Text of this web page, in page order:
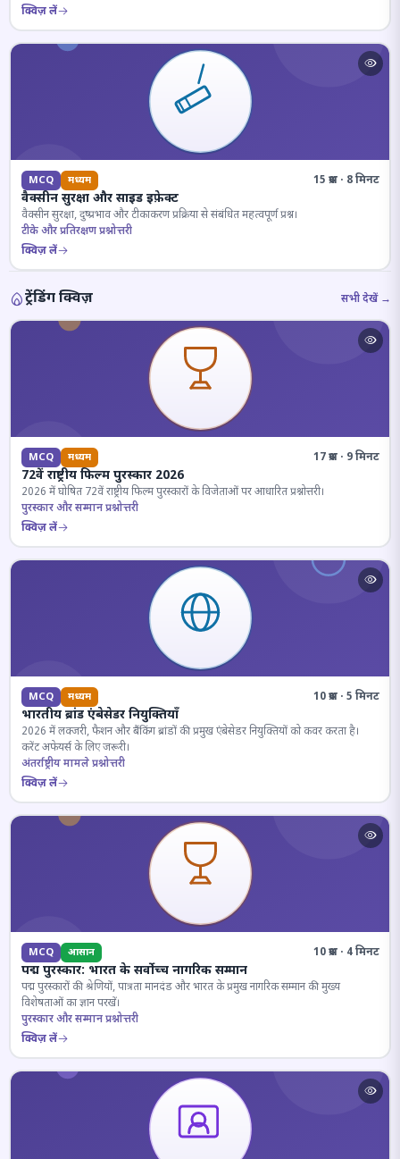
क्विज़ लें
MCQ मध्यम 15 प्रश्न · 8 मिनट
वैक्सीन सुरक्षा और साइड इफ़ेक्ट
वैक्सीन सुरक्षा, दुष्प्रभाव और टीकाकरण प्रक्रिया से संबंधित महत्वपूर्ण प्रश्न।
टीके और प्रतिरक्षण प्रश्नोत्तरी
क्विज़ लें
ट्रेंडिंग क्विज़ सभी देखें →
MCQ मध्यम 17 प्रश्न · 9 मिनट
72वें राष्ट्रीय फिल्म पुरस्कार 2026
2026 में घोषित 72वें राष्ट्रीय फिल्म पुरस्कारों के विजेताओं पर आधारित प्रश्नोत्तरी।
पुरस्कार और सम्मान प्रश्नोत्तरी
क्विज़ लें
MCQ मध्यम 10 प्रश्न · 5 मिनट
भारतीय ब्रांड एंबेसेडर नियुक्तियाँ
2026 में लक्जरी, फैशन और बैंकिंग ब्रांडों की प्रमुख एंबेसेडर नियुक्तियों को कवर करता है।
करेंट अफेयर्स के लिए जरूरी।
अंतर्राष्ट्रीय मामले प्रश्नोत्तरी
क्विज़ लें
MCQ आसान 10 प्रश्न · 4 मिनट
पद्म पुरस्कार: भारत के सर्वोच्च नागरिक सम्मान
पद्म पुरस्कारों की श्रेणियों, पात्रता मानदंड और भारत के प्रमुख नागरिक सम्मान की मुख्य
विशेषताओं का ज्ञान परखें।
पुरस्कार और सम्मान प्रश्नोत्तरी
क्विज़ लें